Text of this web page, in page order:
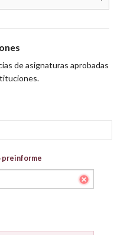
de asignaturas aprobadas
preinforme